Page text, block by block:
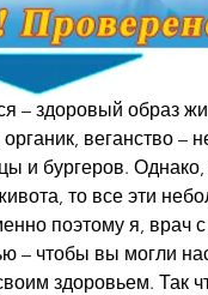
– здоровый образ
веганство –
и бургеров. Однако,
то все эти
поэтому я, врач
– чтобы вы могли
здоровьем. Так